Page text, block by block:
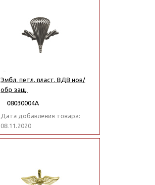
Эмбл. петл. пласт. ВДВ нов/
обр защ.
08030004А
Дата добавления товара:
08.11.2020